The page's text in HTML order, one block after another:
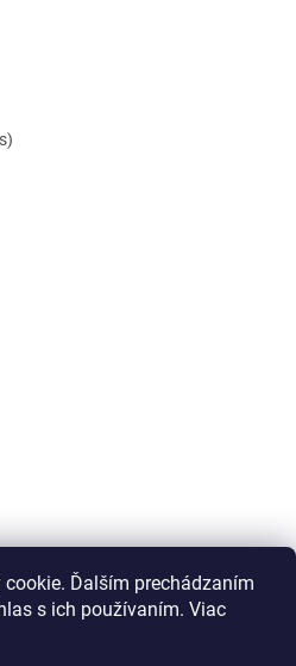
Ďalším prechádzaním
s ich používaním. Viac